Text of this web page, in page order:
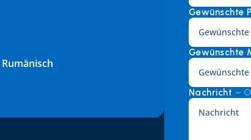
Gewünschte
Gewünschte
Nachricht –